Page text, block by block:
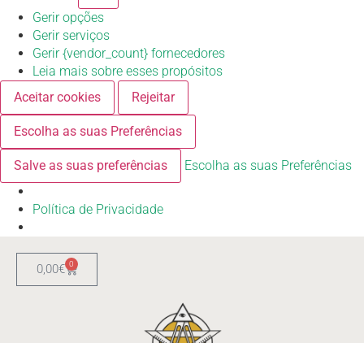
Gerir opções
Gerir serviços
Gerir {vendor_count} fornecedores
Leia mais sobre esses propósitos
Aceitar cookies
Rejeitar
Escolha as suas Preferências
Salve as suas preferências Escolha as suas Preferências
Política de Privacidade
0,00€ 0